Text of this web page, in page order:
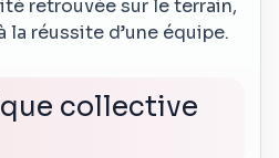
retrouvée sur le terrain,
la réussite d’une équipe.
collective